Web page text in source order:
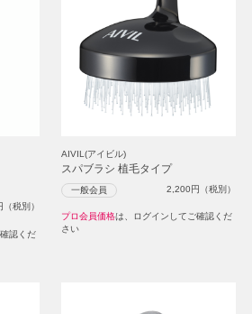
（税別）
認くだ
AIVIL(アイビル)
スパブラシ 植毛タイプ
一般会員 2,200円（税別）
プロ会員価格は、ログインしてご確認くだ
さい